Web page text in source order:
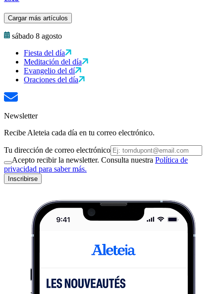
Cargar más artículos
sábado 8 agosto
Fiesta del día
Meditación del día
Evangelio del dí
Oraciones del día
Newsletter
Recibe Aleteia cada día en tu correo electrónico.
Tu dirección de correo electrónico
Acepto recibir la newsletter. Consulta nuestra Política de
privacidad para saber más.
Inscribirse